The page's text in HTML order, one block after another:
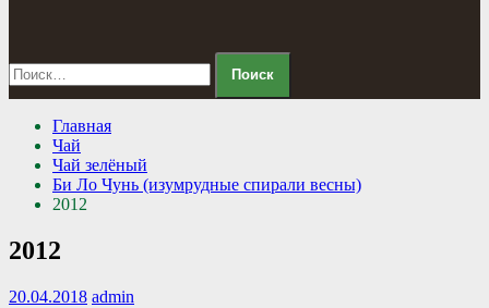
Найти:
Главная
Чай
Чай зелёный
Би Ло Чунь (изумрудные спирали весны)
2012
2012
20.04.2018 admin